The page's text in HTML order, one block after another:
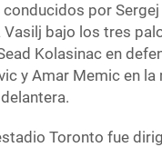
por
bajo los tres
Kolasinac en
y Amar Memic en
Toronto fue